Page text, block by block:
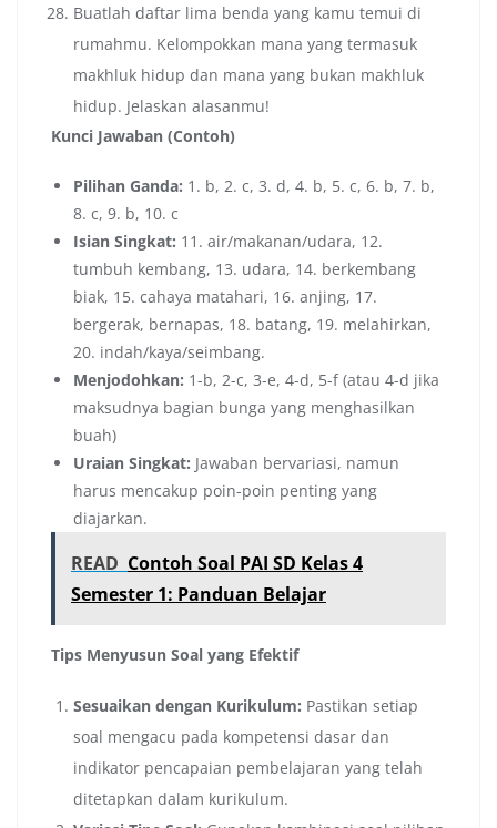
Buatlah daftar lima benda yang kamu temui di
rumahmu. Kelompokkan mana yang termasuk
makhluk hidup dan mana yang bukan makhluk
hidup. Jelaskan alasanmu!
Kunci Jawaban (Contoh)
Pilihan Ganda: 1. b, 2. c, 3. d, 4. b, 5. c, 6. b, 7. b,
8. c, 9. b, 10. c
Isian Singkat: 11. air/makanan/udara, 12.
tumbuh kembang, 13. udara, 14. berkembang
biak, 15. cahaya matahari, 16. anjing, 17.
bergerak, bernapas, 18. batang, 19. melahirkan,
20. indah/kaya/seimbang.
Menjodohkan: 1-b, 2-c, 3-e, 4-d, 5-f (atau 4-d jika
maksudnya bagian bunga yang menghasilkan
buah)
Uraian Singkat: Jawaban bervariasi, namun
harus mencakup poin-poin penting yang
diajarkan.
READ Contoh Soal PAI SD Kelas 4
Semester 1: Panduan Belajar
Tips Menyusun Soal yang Efektif
Sesuaikan dengan Kurikulum: Pastikan setiap
soal mengacu pada kompetensi dasar dan
indikator pencapaian pembelajaran yang telah
ditetapkan dalam kurikulum.